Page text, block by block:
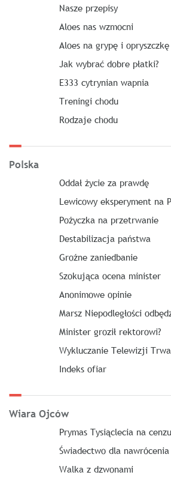
Nasze przepisy
Aloes nas wzmocni
Aloes na grypę i opryszczkę
Jak wybrać dobre płatki?
E333 cytrynian wapnia
Treningi chodu
Rodzaje chodu
Polska
Oddał życie za prawdę
Lewicowy eksperyment na
Pożyczka na przetrwanie
Destabilizacja państwa
Groźne zaniedbanie
Szokująca ocena minister
Anonimowe opinie
Marsz Niepodległości
Minister groził rektorowi?
Wykluczanie Telewizji
Indeks ofiar
Wiara Ojców
Prymas Tysiąclecia na
Świadectwo dla nawrócenia
Walka z dzwonami